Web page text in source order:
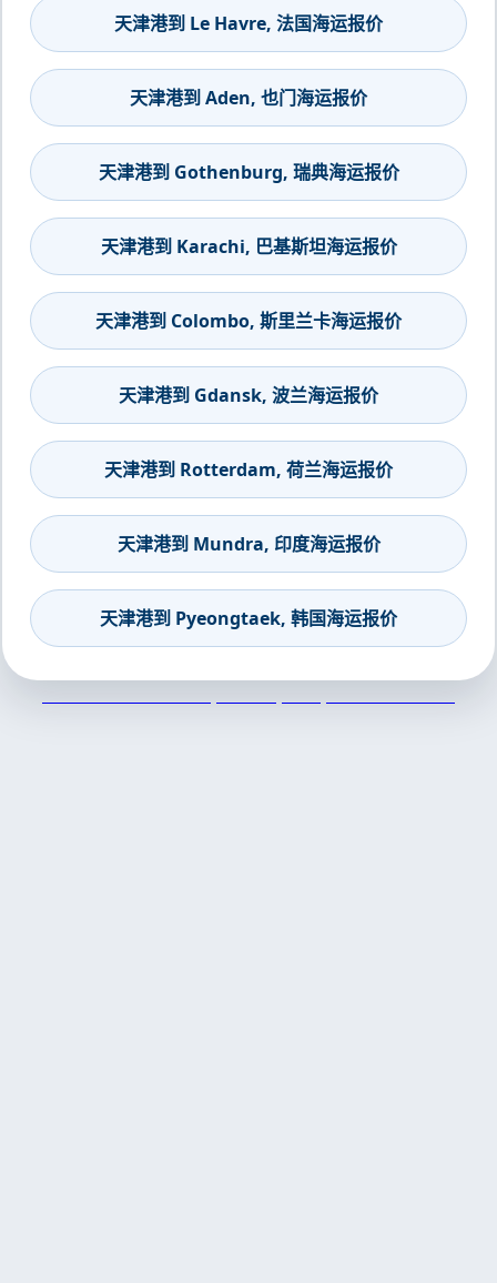
天津港到 Le Havre, 法国海运报价
天津港到 Aden, 也门海运报价
天津港到 Gothenburg, 瑞典海运报价
天津港到 Karachi, 巴基斯坦海运报价
天津港到 Colombo, 斯里兰卡海运报价
天津港到 Gdansk, 波兰海运报价
天津港到 Rotterdam, 荷兰海运报价
天津港到 Mundra, 印度海运报价
天津港到 Pyeongtaek, 韩国海运报价